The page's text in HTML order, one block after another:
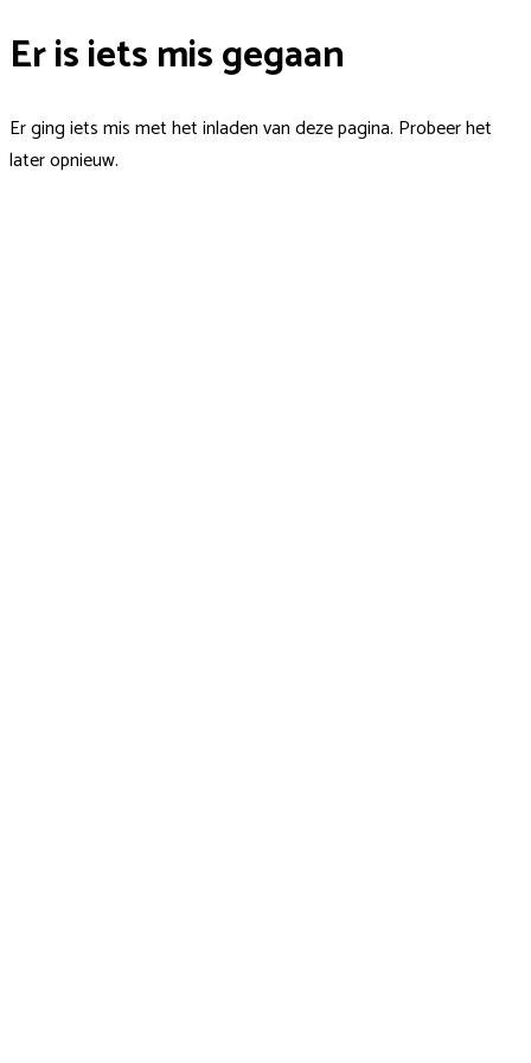
Er is iets mis gegaan
Er ging iets mis met het inladen van deze pagina. Probeer het
later opnieuw.